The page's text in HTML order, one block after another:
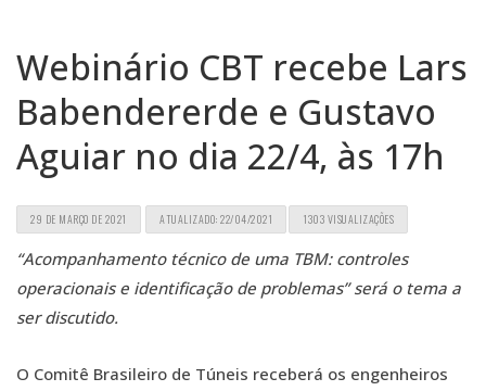
Webinário CBT recebe Lars
Babendererde e Gustavo
Aguiar no dia 22/4, às 17h
29 DE MARÇO DE 2021 ATUALIZADO: 22/04/2021 1303 VISUALIZAÇÕES
“Acompanhamento técnico de uma TBM: controles
operacionais e identificação de problemas”será o tema a
ser discutido.
O Comitê Brasileiro de Túneis receberá os engenheiros